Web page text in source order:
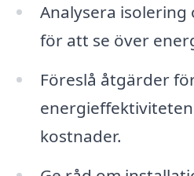
Analysera
för att se över
Föreslå åtgärder
kostnader.